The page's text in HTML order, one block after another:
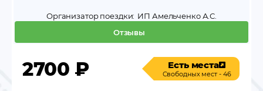
Отзывы
Организатор поездки: ИП Амельченко А.С.
2700 ₽ Есть места
Свободных мест - 46